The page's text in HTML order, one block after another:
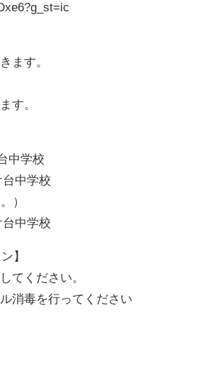
ます。
す。
中学校
中学校
）
中学校
】
てください。
消毒を行ってください